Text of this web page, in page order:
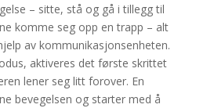
– sitte, stå og gå i tillegg til
komme seg opp en trapp – alt
av kommunikasjonsenheten.
aktiveres det første skrittet
lener seg litt forover. En
bevegelsen og starter med å